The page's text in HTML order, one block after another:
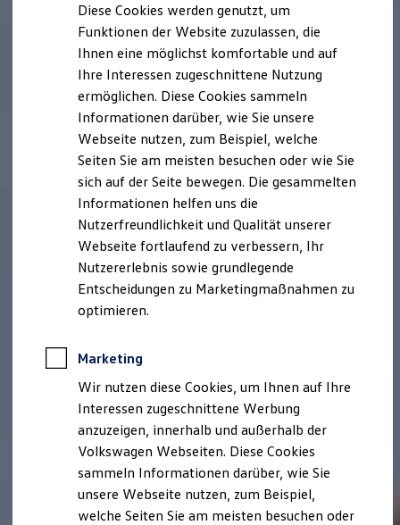
Für Privatkunden
Für Gewerbekunden
Leasing
Für Privatkunden
Für Gewerbekunden
Versicherungen & Garantien
Garantien
Kfz-Versicherung für Nutzfahrzeuge
Restschuldversicherung
Wartungsverträge
Besitzer & Service
Reparatur & Service
Sommer-Special
Reparatur, Pflege & Inspektion
Servicetermin anfragen
Service-Vorteile bei Volkswagen Nutzfahrzeuge
ServicePlus
Economy Service
Räder & Reifen Service
Ersatzfahrzeuge
Software, Konnektivität & Apps
California App
VW Connect für Ihren ID. Buzz
VW Connect für Ihren Transporter/Caravelle
VW Connect für Ihren Amarok
VW Connect für andere Modelle
Connect Pro
Fleet Interface Data
Multistop Pathfinder
Übersicht Software Updates
Hilfreiches für Besitzer
Diese Cookies werden genutzt, um
Funktionen der Website zuzulassen, die
Ihnen eine möglichst komfortable und auf
Ihre Interessen zugeschnittene Nutzung
ermöglichen. Diese Cookies sammeln
Informationen darüber, wie Sie unsere
Webseite nutzen, zum Beispiel, welche
Seiten Sie am meisten besuchen oder wie Sie
sich auf der Seite bewegen. Die gesammelten
Informationen helfen uns die
Nutzerfreundlichkeit und Qualität unserer
Webseite fortlaufend zu verbessern, Ihr
Nutzererlebnis sowie grundlegende
Entscheidungen zu Marketingmaßnahmen zu
optimieren.
Marketing
Wir nutzen diese Cookies, um Ihnen auf Ihre
Interessen zugeschnittene Werbung
anzuzeigen, innerhalb und außerhalb der
Volkswagen Webseiten. Diese Cookies
sammeln Informationen darüber, wie Sie
unsere Webseite nutzen, zum Beispiel,
welche Seiten Sie am meisten besuchen oder